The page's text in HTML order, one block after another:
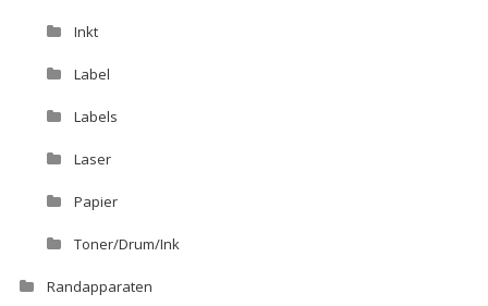
Inkt
Label
Labels
Laser
Papier
Toner/Drum/Ink
Randapparaten